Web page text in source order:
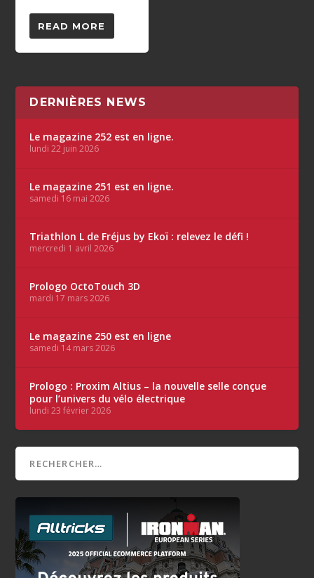
READ MORE
DERNIÈRES NEWS
Le magazine 252 est en ligne.
lundi 22 juin 2026
Le magazine 251 est en ligne.
samedi 16 mai 2026
Triathlon L de Fréjus by Ekoï : relevez le défi !
mercredi 1 avril 2026
Prologo OctoTouch 3D
mardi 17 mars 2026
Le magazine 250 est en ligne
samedi 14 mars 2026
Prologo : Proxim Altius – la nouvelle selle conçue
pour l’univers du vélo électrique
lundi 23 février 2026